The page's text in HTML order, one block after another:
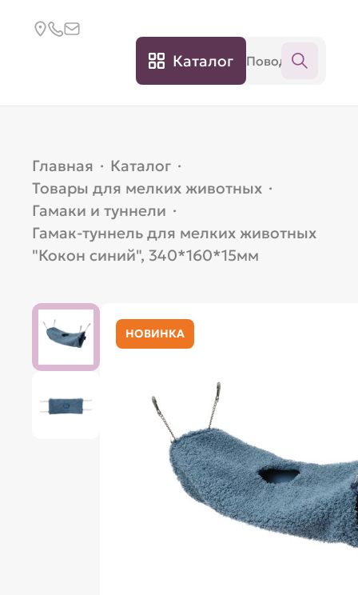
Каталог
Главная · Каталог ·
Товары для мелких животных ·
Гамаки и туннели ·
Гамак-туннель для мелких животных
"Кокон синий", 340*160*15мм
НОВИНКА